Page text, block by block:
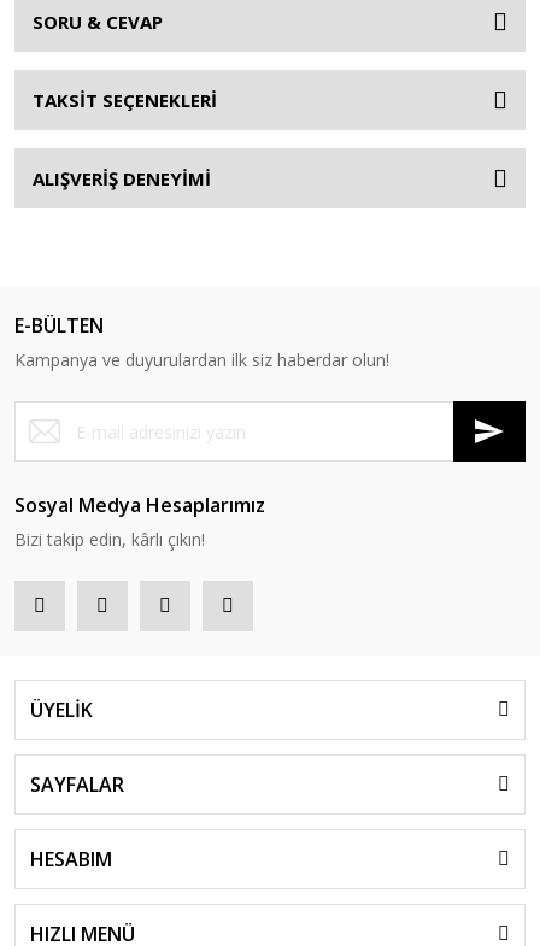
SORU & CEVAP
TAKSİT SEÇENEKLERİ
ALIŞVERİŞ DENEYİMİ
E-BÜLTEN
Kampanya ve duyurulardan ilk siz haberdar olun!
Sosyal Medya Hesaplarımız
Bizi takip edin, kârlı çıkın!
ÜYELİK
SAYFALAR
HESABIM
HIZLI MENÜ